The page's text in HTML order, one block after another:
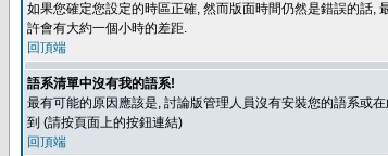
如果您確定您設定的時區正確, 然而版面時間仍然是錯誤的話,
許會有大約一個小時的差距.
回頂端
語系清單中沒有我的語系!
最有可能的原因應該是, 討論版管理人員沒有安裝您的語系或
到 (請按頁面上的按鈕連結)
回頂端